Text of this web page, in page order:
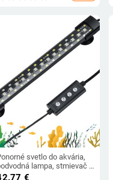
svetlo do akvária,
lampa, stmievač s
spektrom, WRGB,
€